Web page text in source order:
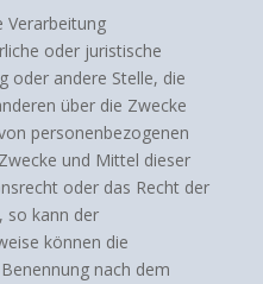
Verarbeitung
oder juristische
oder andere Stelle, die
über die Zwecke
personenbezogenen
und Mittel dieser
oder das Recht der
so kann der
können die
nach dem